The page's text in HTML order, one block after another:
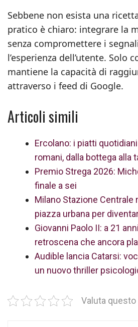
Sebbene non esista una
pratico è chiaro: integrare la
senza compromettere i
l’esperienza dell’utente. Solo
mantiene la capacità di
attraverso i feed di Google.
Articoli simili
Ercolano: i piatti
romani, dalla bottega alla
Premio Strega 2026:
finale a sei
Milano Stazione Centrale
piazza urbana per
Giovanni Paolo II: a 21
retroscena che ancora
Audible lancia Catarsi:
un nuovo thriller
Valuta